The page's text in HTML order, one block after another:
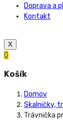
Doprava a
Kontakt
X
0
Košík
Domov
Skalničky,
Trávnička